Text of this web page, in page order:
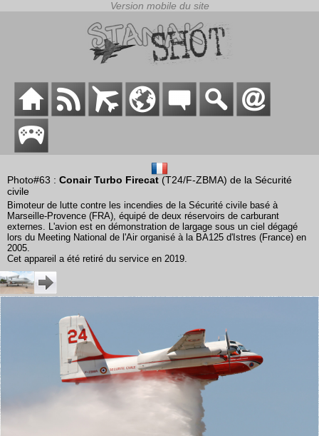
Photo#63 : Conair Turbo Firecat (T24/F-ZBMA) de la Sécurité
civile
Bimoteur de lutte contre les incendies de la Sécurité civile basé à
Marseille-Provence (FRA), équipé de deux réservoirs de carburant
externes. L'avion est en démonstration de largage sous un ciel dégagé
lors du Meeting National de l'Air organisé à la BA125 d'Istres (France) en
2005.
Cet appareil a été retiré du service en 2019.